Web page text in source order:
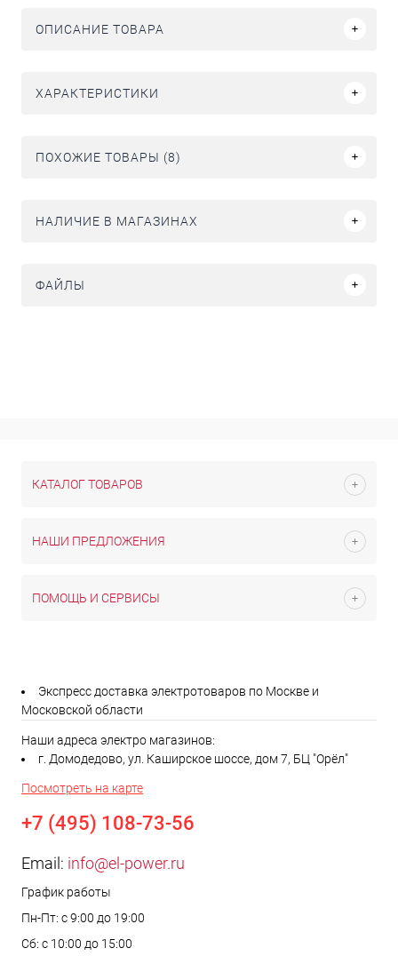
ОПИСАНИЕ ТОВАРА
ХАРАКТЕРИСТИКИ
ПОХОЖИЕ ТОВАРЫ (8)
НАЛИЧИЕ В МАГАЗИНАХ
ФАЙЛЫ
КАТАЛОГ ТОВАРОВ
НАШИ ПРЕДЛОЖЕНИЯ
ПОМОЩЬ И СЕРВИСЫ
Экспресс доставка электротоваров по Москве и
Московской области
Наши адреса электро магазинов:
г. Домодедово, ул. Каширское шоссе, дом 7, БЦ "Орёл"
Посмотреть на карте
+7 (495) 108-73-56
Email: info@el-power.ru
График работы
Пн-Пт: с 9:00 до 19:00
Сб: с 10:00 до 15:00